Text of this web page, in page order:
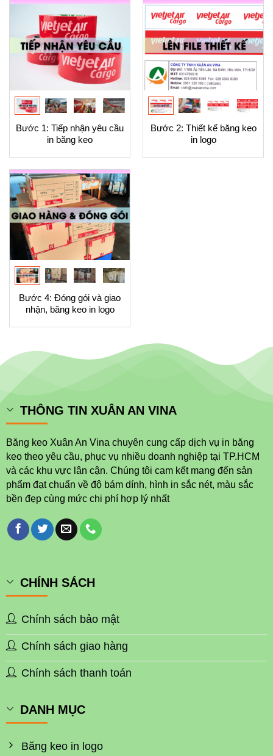
Bước 1: Tiếp nhận yêu cầu
in băng keo
Bước 2: Thiết kế băng keo
in logo
Bước 4: Đóng gói và giao
nhận, băng keo in logo
THÔNG TIN XUÂN AN VINA
Băng keo Xuân An Vina chuyên cung cấp dịch vụ in băng
keo theo yêu cầu, phục vụ nhiều doanh nghiệp tại TP.HCM
và các khu vực lân cận. Chúng tôi cam kết mang đến sản
phẩm đạt chuẩn về độ bám dính, hình in sắc nét, màu sắc
bền đẹp cùng mức chi phí hợp lý nhất
CHÍNH SÁCH
Chính sách bảo mật
Chính sách giao hàng
Chính sách thanh toán
DANH MỤC
Băng keo in logo